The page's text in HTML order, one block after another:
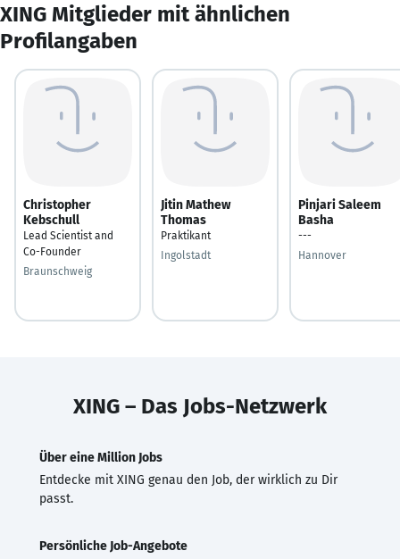
XING Mitglieder mit ähnlichen
Profilangaben
Christopher
Kebschull
Lead Scientist and
Co-Founder
Braunschweig
Jitin Mathew
Thomas
Praktikant
Ingolstadt
Pinjari Saleem
Basha
---
Hannover
XING – Das Jobs-Netzwerk
Über eine Million Jobs
Entdecke mit XING genau den Job, der wirklich zu Dir
passt.
Persönliche Job-Angebote